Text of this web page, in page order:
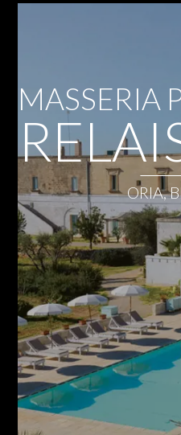
MASSERIA
ORIA,